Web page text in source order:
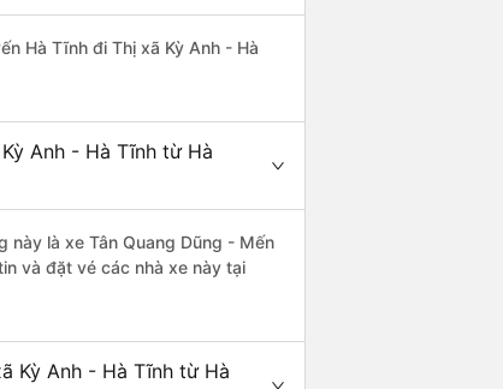
Hà Tĩnh đi Thị xã Kỳ Anh - Hà
Anh - Hà Tĩnh từ Hà
này là xe Tân Quang Dũng - Mến
và đặt vé các nhà xe này tại
Kỳ Anh - Hà Tĩnh từ Hà